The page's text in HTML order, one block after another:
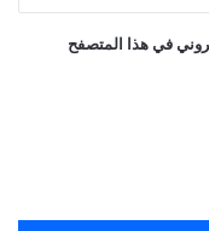
في هذا المتصفح